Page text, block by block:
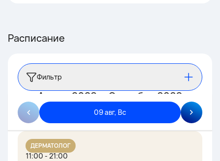
Расписание
Фильтр
Август 2026 — Сентябрь 2026
09 авг, Вс
ДЕРМАТОЛОГ
11:00 - 21:00